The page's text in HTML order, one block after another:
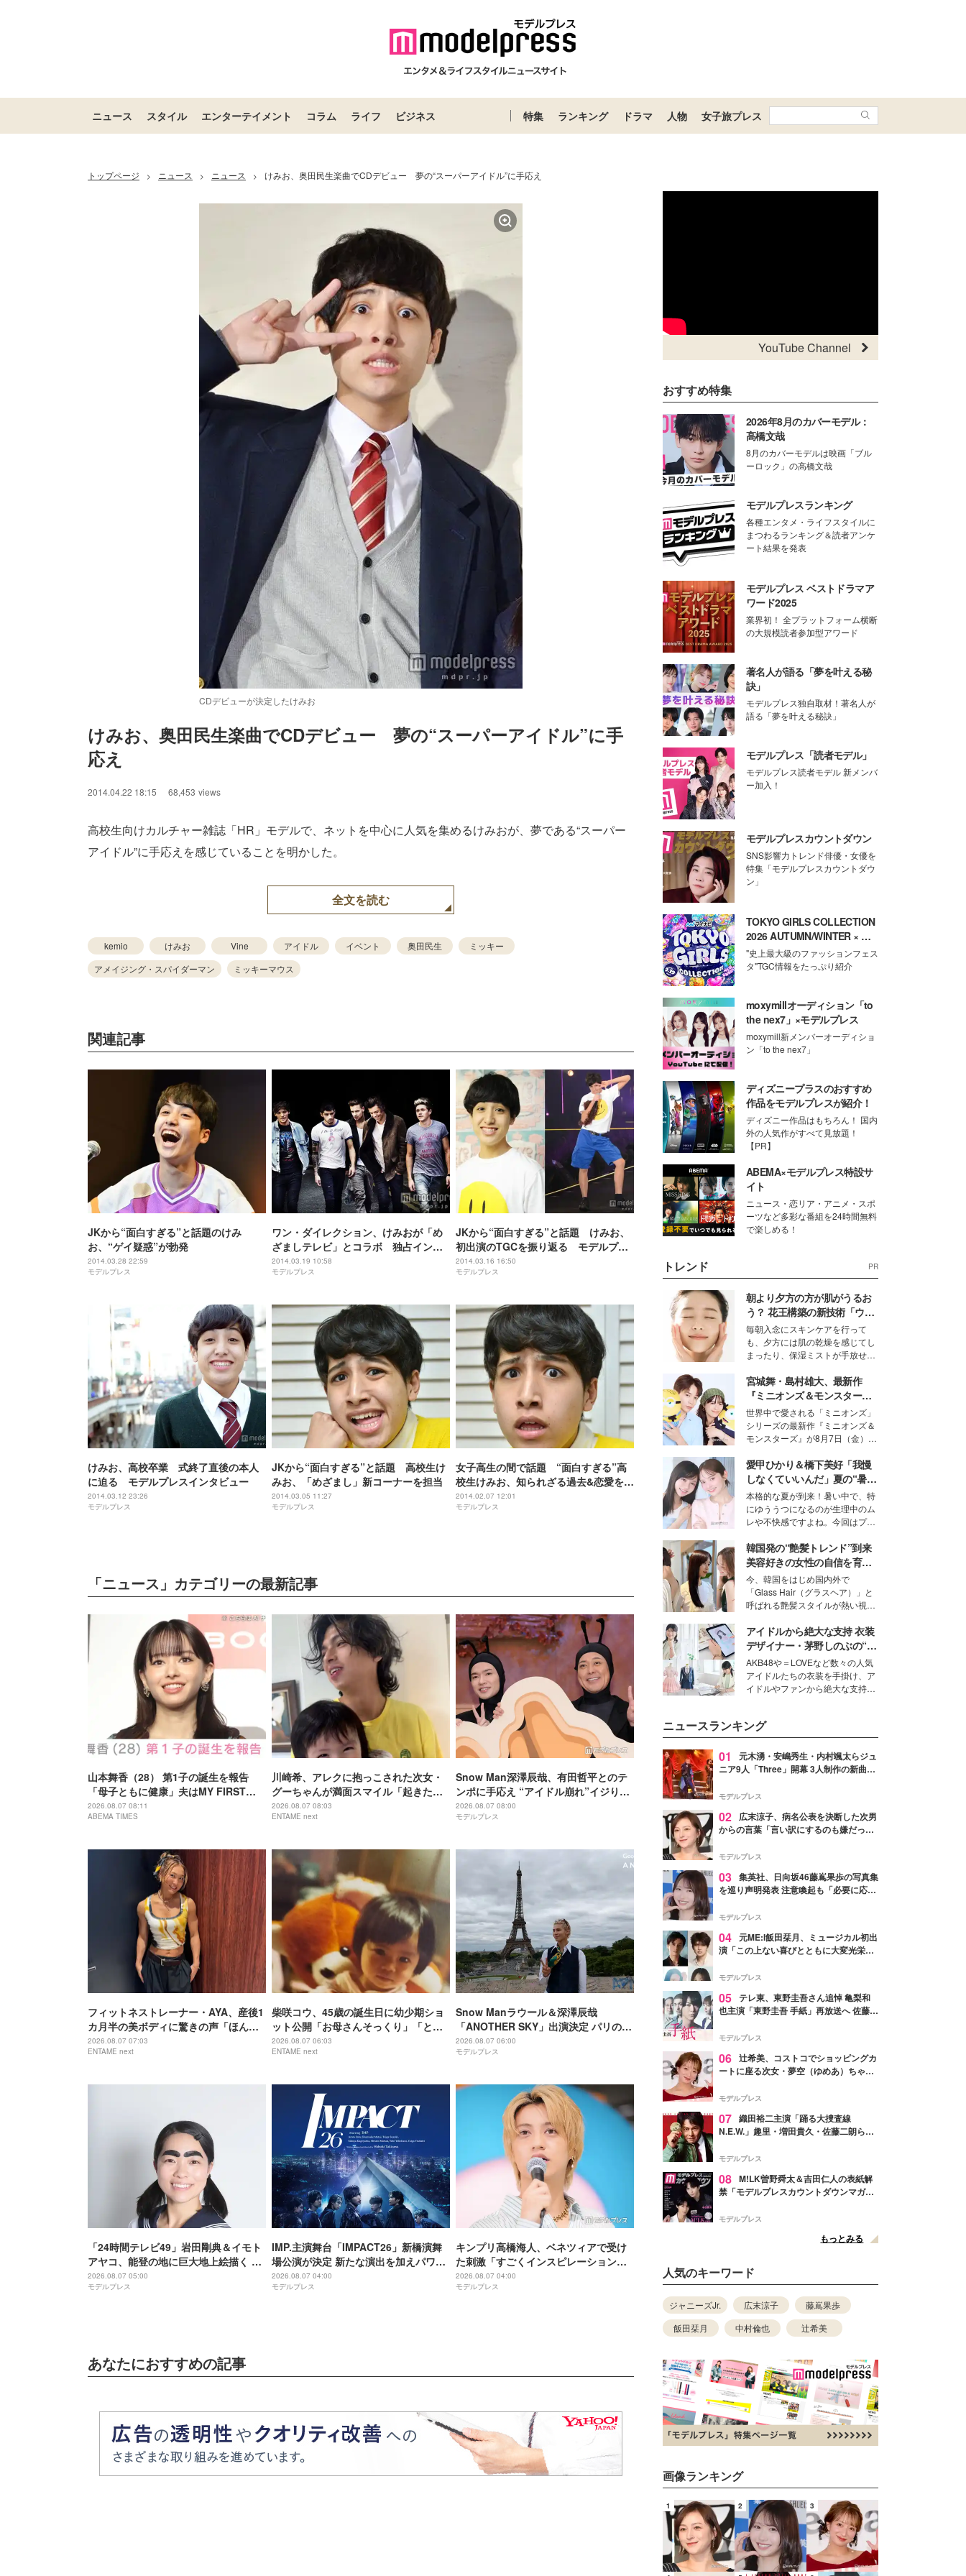
ニュース スタイル エンターテイメント コラム ライフ ビジネス 特集 ランキング ドラマ 人物 女子旅プレス
トップページ > ニュース > ニュース > けみお、奥田民生楽曲でCDデビュー 夢の“スーパーアイドル”に手応え
CDデビューが決定したけみお
けみお、奥田民生楽曲でCDデビュー　夢の“スーパーアイドル”に手
応え
2014.04.22 18:15 68,453 views
高校生向けカルチャー雑誌「HR」モデルで、ネットを中心に人気を集めるけみおが、夢である“スーパー
アイドル”に手応えを感じていることを明かした。
全文を読む
kemio けみお Vine アイドル イベント 奥田民生
ミッキー
アメイジング・スパイダーマン
ミッキーマウス
関連記事
JKから“面白すぎる”と話題のけみ
お、“ゲイ疑惑”が勃発
2014.03.28 22:59
モデルプレス
ワン・ダイレクション、けみおが「め
ざましテレビ」とコラボ 独占インタ
ビューも公開
2014.03.19 10:58
モデルプレス
JKから“面白すぎる”と話題 けみお、
初出演のTGCを振り返る モデルプレ
スインタビュー
2014.03.16 16:50
モデルプレス
けみお、高校卒業 式終了直後の本人
に迫る モデルプレスインタビュー
2014.03.12 23:26
モデルプレス
JKから“面白すぎる”と話題 高校生け
みお、「めざまし」新コーナーを担当
2014.03.05 11:27
モデルプレス
女子高生の間で話題 “面白すぎる”高
校生けみお、知られざる過去&恋愛を告
白 モデルプレスインタビュー【後
編】
2014.02.07 12:01
モデルプレス
「ニュース」カテゴリーの最新記事
山本舞香（28） 第1子の誕生を報告
「母子ともに健康」夫はMY FIRST
STORY Hiro（32）
2026.08.07 08:11
ABEMA TIMES
川崎希、アレクに抱っこされた次女・
グーちゃんが満面スマイル「起きたて
はこの表情してくれて1日ハッピー」
2026.08.07 08:03
ENTAME next
Snow Man深澤辰哉、有田哲平とのテ
ンポに手応え “アイドル崩れ”イジりに
は即ツッコミ「一応ド真ん中を走って
るつもり」【アリフォルニア】
2026.08.07 08:00
モデルプレス
フィットネストレーナー・AYA、産後1
カ月半の美ボディに驚きの声「ほんと
に出産したのー？」
2026.08.07 07:03
ENTAME next
柴咲コウ、45歳の誕生日に幼少期ショ
ット公開「お母さんそっくり」「とん
でもなくかわいい」
2026.08.07 06:03
ENTAME next
Snow Manラウール＆深澤辰哉
「ANOTHER SKY」出演決定 パリの所
属事務所・祖父母と通った武蔵小山…
それぞれの思い出の地へ
2026.08.07 06:00
モデルプレス
「24時間テレビ49」岩田剛典＆イモト
アヤコ、能登の地に巨大地上絵描く 完
成披露にはサプライズアーティストも
登場予定
2026.08.07 05:00
モデルプレス
IMP.主演舞台「IMPACT26」新橋演舞
場公演が決定 新たな演出を加えパワー
アップ
2026.08.07 04:00
モデルプレス
キンプリ高橋海人、ベネツィアで受け
た刺激「すごくインスピレーション溢
れる街」
2026.08.07 04:00
モデルプレス
あなたにおすすめの記事
YouTube Channel
おすすめ特集
2026年8月のカバーモデル：
高橋文哉
8月のカバーモデルは映画「ブル
ーロック」の高橋文哉
モデルプレスランキング
各種エンタメ・ライフスタイルに
まつわるランキング＆読者アンケ
ート結果を発表
モデルプレス ベストドラマア
ワード2025
業界初！ 全プラットフォーム横断
の大規模読者参加型アワード
著名人が語る「夢を叶える秘
訣」
モデルプレス独自取材！著名人が
語る「夢を叶える秘訣」
モデルプレス「読者モデル」
モデルプレス読者モデル 新メンバ
ー加入！
モデルプレスカウントダウン
SNS影響力トレンド俳優・女優を
特集「モデルプレスカウントダウ
ン」
TOKYO GIRLS COLLECTION
2026 AUTUMN/WINTER × モ
デルプレス
"史上最大級のファッションフェス
タ"TGC情報をたっぷり紹介
moxymillオーディション「to
the nex7」×モデルプレス
moxymill新メンバーオーディショ
ン「to the nex7」
ディズニープラスのおすすめ
作品をモデルプレスが紹介！
ディズニー作品はもちろん！ 国内
外の人気作がすべて見放題！
【PR】
ABEMA×モデルプレス特設サ
イト
ニュース・恋リア・アニメ・スポ
ーツなど多彩な番組を24時間無料
で楽しめる！
トレンド PR
朝より夕方の方が肌がうるお
う？ 花王構築の新技術「ウォ
ーターキャプチャリングスキ
ン（捕水肌）」がスキンケア
の常識を変える予感
毎朝入念にスキンケアを行って
も、夕方には肌の乾燥を感じてし
まったり、保湿ミストが手放せな
な美容の常識を大きく変える可能
性を秘めた、革新的な「Water
Capturing Skin（ウォーターキャ
プチャリングスキン：捕水肌）」
技術を、花王が構築した。
宮城舞・島村雄大、最新作
『ミニオンズ＆モンスター
ズ』の魅力熱弁 ハチャメチャ
だけじゃない“友情と絆”に感
動
世界中で愛される「ミニオンズ」
シリーズの最新作『ミニオンズ＆
モンスターズ』が8月7日（金）に
ニオン好き”という共通点を持つモ
デルの宮城舞と島村雄大の特別対
談をお届け！それぞれの視点か
ら、今作ならではの魅力や予想外
の感動をもたらす奥深いストーリ
ーについて熱く語り合ってもらっ
た。
愛甲ひかり＆橋下美好「我慢
しなくていいんだ」夏の“暑さ
対策”の新しい選択肢とは？
本格的な夏が到来！暑い中で、特
にゆううつになるのが生理中のム
レや不快感ですよね。今回はプラ
モデル・愛甲ひかりさんと橋下美
好さんを迎えて本音で女子会トー
ク。猛暑のお出かけを快適に過ご
すヒントや、2人が感動した夏の
生理の新常識にも迫りました。
韓国発の“艶髪トレンド”到来
美容好きの女性の自信を育む
「ヘアケア事情」って？
今、韓国をはじめ国内外で
「Glass Hair（グラスヘア）」と
呼ばれる艶髪スタイルが熱い視線
ションの完成度を高めるベースと
して、“髪そのものの美しさ”に改
めて注目する人が増えている様
子。今回は、そんな憧れの艶やか
な髪を日常で叶える、美容好きの
女性たちのヘアケア事情を紹介し
アイドルから絶大な支持 衣装
デザイナー・茅野しのぶの“可
愛い”を作る美学＜「シチズン
クロスシー」インタビュー＞
AKB48や＝LOVEなど数々の人気
アイドルたちの衣装を手掛け、ア
イドルやファンから絶大な支持を
ター・茅野しのぶ。一人ひとりの
個性に寄り添い、魅力を引き出す
衣装作りは、多くの女性たちに勇
気と自信を与え続けている。
ニュースランキング
01
元木湧・安嶋秀生・内村颯太らジュ
ニア9人「Three」開幕 3人制作の新曲＆
進んで夢を掴みたい」【ゲネプロレポ】
モデルプレス
02
広末涼子、病名公表を決断した次男
からの言葉「言い訳にするのも嫌だっ
モデルプレス
03 集英社、日向坂46藤嶌果歩の写真集
を巡り声明発表 注意喚起も「必要に応じ
モデルプレス
04 元ME:I飯田栞月、ミュージカル初出
演「この上ない喜びとともに大変光栄」
ャスト発表
モデルプレス
05 テレ東、東野圭吾さん追悼 亀梨和
也主演「東野圭吾 手紙」再放送へ 佐藤隆
モデルプレス
06 辻希美、コストコでショッピングカ
ートに座る次女・夢空（ゆめあ）ちゃん
ぎ」「成長を感じる」の声
モデルプレス
07 織田裕二主演「踊る大捜査線
N.E.W.」趣里・増田貴久・佐藤二朗ら新
徴する“謎のキーワード”も
モデルプレス
08 M!LK曽野舜太＆吉田仁人の表紙解
禁「モデルプレスカウントダウンマガジ
モデルプレス
もっとみる
人気のキーワード
ジャニーズJr. 広末涼子
藤嶌果歩
飯田栞月
中村倫也 辻希美
画像ランキング
1 2 3